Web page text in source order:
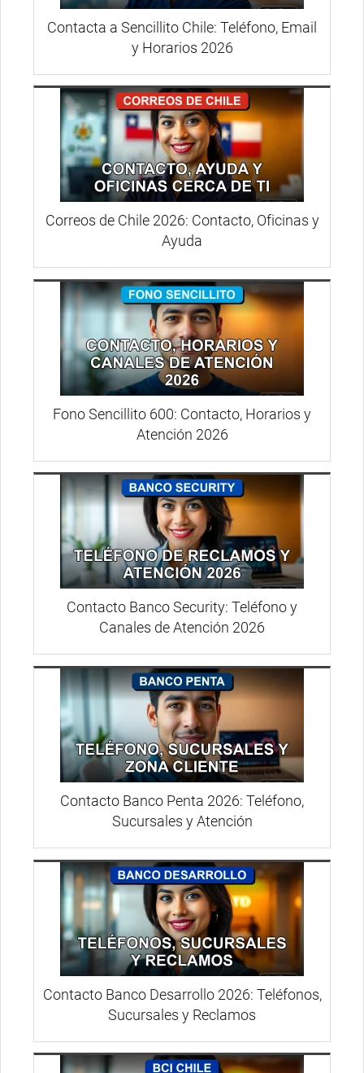
Contacta a Sencillito Chile: Teléfono, Email
y Horarios 2026
Correos de Chile 2026: Contacto, Oficinas y
Ayuda
Fono Sencillito 600: Contacto, Horarios y
Atención 2026
Contacto Banco Security: Teléfono y
Canales de Atención 2026
Contacto Banco Penta 2026: Teléfono,
Sucursales y Atención
Contacto Banco Desarrollo 2026: Teléfonos,
Sucursales y Reclamos